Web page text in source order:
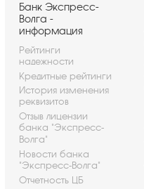
Банк Экспресс-
Волга -
информация
Рейтинги
надежности
Кредитные рейтинги
История изменения
реквизитов
Отзыв лицензии
банка "Экспресс-
Волга"
Новости банка
"Экспресс-Волга"
Отчетность ЦБ